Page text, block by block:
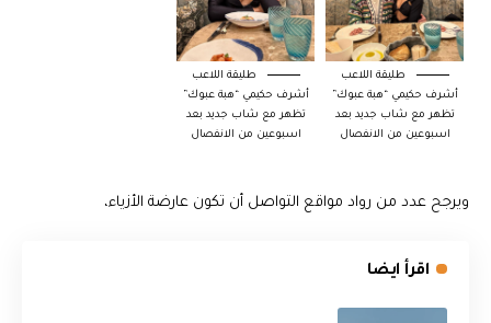
طليقة اللاعب
أشرف حكيمي “هبة عبوك”
تظهر مع شاب جديد بعد
اسبوعين من الانفصال
طليقة اللاعب
أشرف حكيمي “هبة عبوك”
تظهر مع شاب جديد بعد
اسبوعين من الانفصال
ويرجح عدد من رواد مواقع التواصل أن تكون عارضة الأزياء،
اقرأ ايضا